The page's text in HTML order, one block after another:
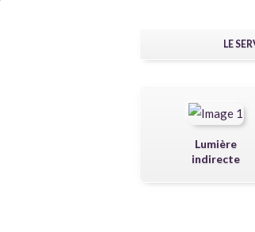
LE
Lumière
indirecte